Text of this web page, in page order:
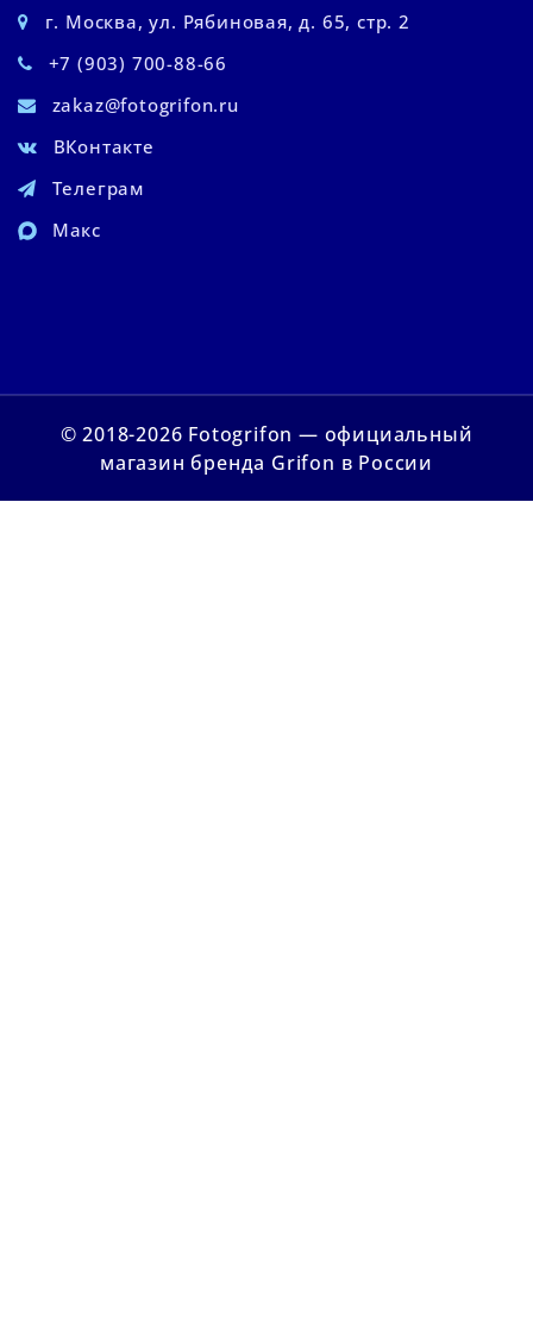
г. Москва, ул. Рябиновая, д. 65, стр. 2
+7 (903) 700-88-66
zakaz@fotogrifon.ru
ВКонтакте
Телеграм
Макс
© 2018-2026 Fotogrifon — официальный
магазин бренда Grifon в России